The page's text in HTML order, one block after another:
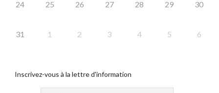
24 25 26 27 28 29 30
31 1 2 3 4 5 6
Inscrivez-vous à la lettre d'information